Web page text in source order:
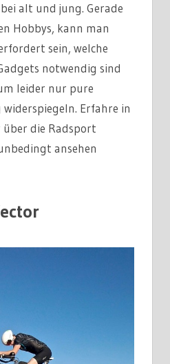
alt und jung. Gerade
Hobbys, kann man
sein, welche
notwendig sind
leider nur pure
Erfahre in
die Radsport
ansehen